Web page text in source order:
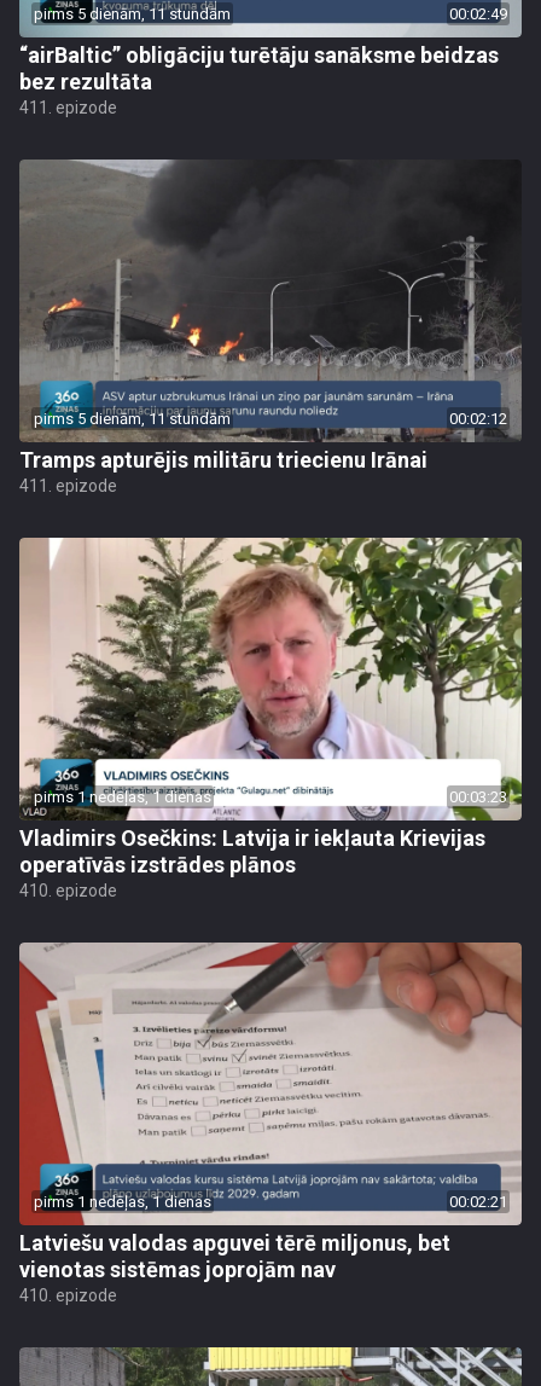
pirms 5 dienām, 11 stundām 00:02:49
“airBaltic” obligāciju turētāju sanāksme beidzas
bez rezultāta
411. epizode
pirms 5 dienām, 11 stundām 00:02:12
Tramps apturējis militāru triecienu Irānai
411. epizode
pirms 1 nedēļas, 1 dienas 00:03:23
Vladimirs Osečkins: Latvija ir iekļauta Krievijas
operatīvās izstrādes plānos
410. epizode
pirms 1 nedēļas, 1 dienas 00:02:21
Latviešu valodas apguvei tērē miljonus, bet
vienotas sistēmas joprojām nav
410. epizode